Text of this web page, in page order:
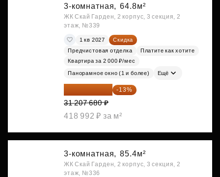
3-комнатная, 64.8м²
ЖК Скай Гарден, 2 корпус, 3 секция, 2
этаж, №339
1 кв 2027
Скидка
Предчистовая отделка
Платите как хотите
Квартира за 2 000 ₽/мес
Панорамное окно (1 и более) Ещё
27 150 682 ₽ -13%
31 207 680 ₽
418 992 ₽ за м²
3-комнатная, 85.4м²
ЖК Скай Гарден, 2 корпус, 3 секция, 2
этаж, №336